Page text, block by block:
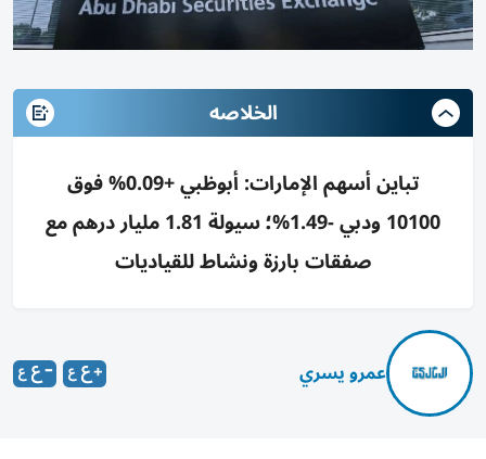
الخلاصه
تباين أسهم الإمارات: أبوظبي +0.09% فوق
10100 ودبي -1.49%؛ سيولة 1.81 مليار درهم مع
صفقات بارزة ونشاط للقياديات
عمرو يسري